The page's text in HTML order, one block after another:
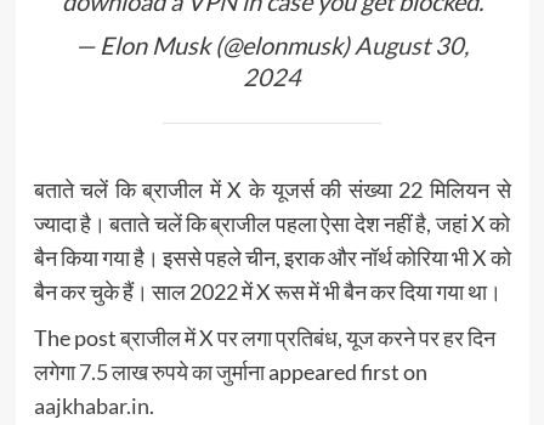
— Elon Musk (@elonmusk)August 30,
2024
बताते चलें कि ब्राजील में X के यूजर्स की संख्या 22 मिलियन से
ज्यादा है। बताते चलें कि ब्राजील पहला ऐसा देश नहीं है, जहां X को
बैन किया गया है। इससे पहले चीन, इराक और नॉर्थ कोरिया भी X को
बैन कर चुके हैं। साल 2022 में X रूस में भी बैन कर दिया गया था।
The postब्राजील में X पर लगा प्रतिबंध, यूज करने पर हर दिन
लगेगा 7.5 लाख रुपये का जुर्मानाappeared first on
aajkhabar.in.